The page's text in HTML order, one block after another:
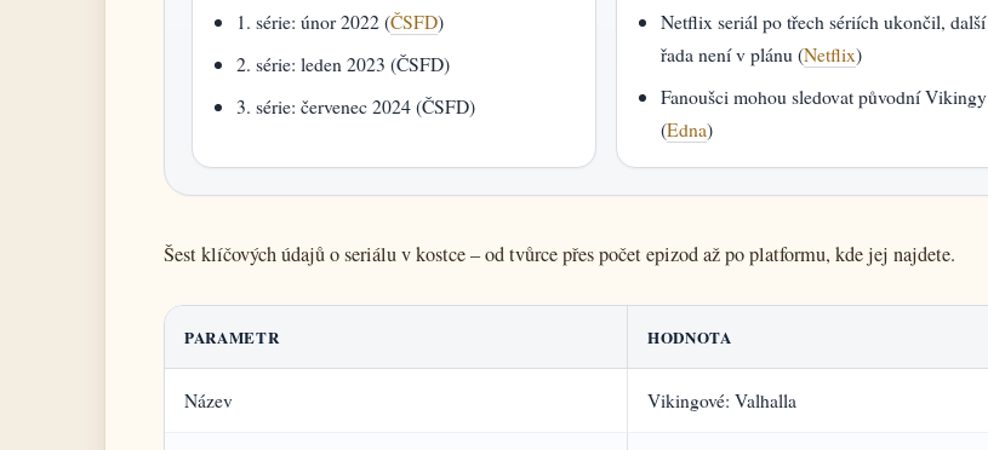
1. série: únor 2022 (ČSFD)
2. série: leden 2023 (ČSFD)
3. série: červenec 2024 (ČSFD)
Netflix seriál po třech sériích ukončil, další
řada není v plánu (Netflix)
Fanoušci mohou sledovat původní Vikingy
(Edna)
Šest klíčových údajů o seriálu v kostce – od tvůrce přes počet epizod až po platformu, kde jej najdete.
PARAMETR HODNOTA
Název Vikingové: Valhalla